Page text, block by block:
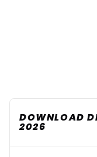
DOWNLOAD
2026